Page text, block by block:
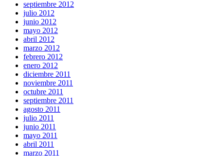
septiembre 2012
julio 2012
junio 2012
mayo 2012
abril 2012
marzo 2012
febrero 2012
enero 2012
diciembre 2011
noviembre 2011
octubre 2011
septiembre 2011
agosto 2011
julio 2011
junio 2011
mayo 2011
abril 2011
marzo 2011